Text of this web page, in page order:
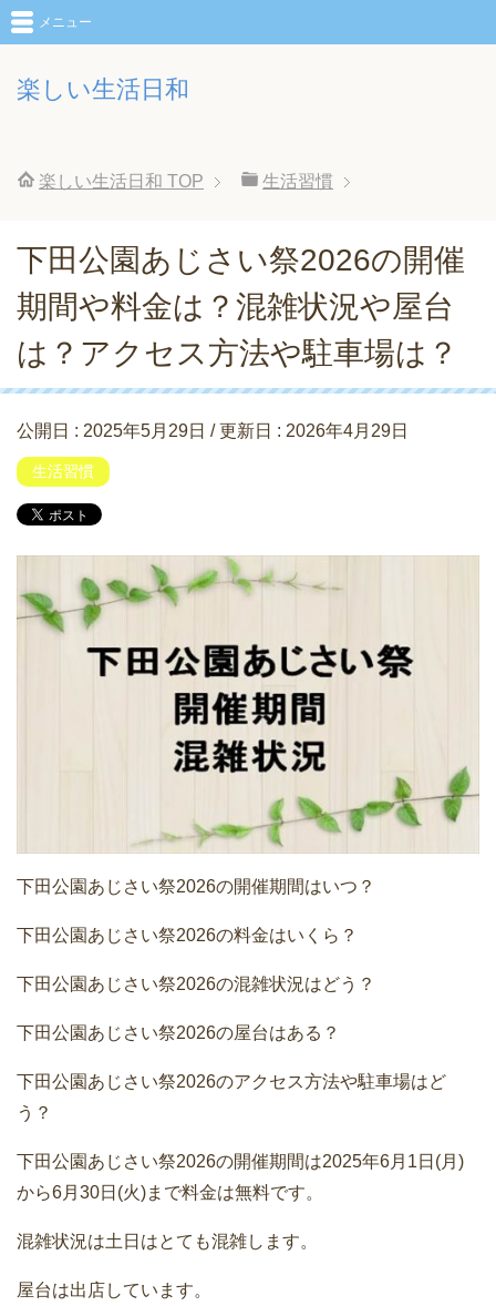
楽しい生活日和
メニュー
楽しい生活日和 TOP 生活習慣
下田公園あじさい祭2026の開催
期間や料金は？混雑状況や屋台
は？アクセス方法や駐車場は？
公開日 : 2025年5月29日 / 更新日 : 2026年4月29日
生活習慣
下田公園あじさい祭2026の開催期間はいつ？
下田公園あじさい祭2026の料金はいくら？
下田公園あじさい祭2026の混雑状況はどう？
下田公園あじさい祭2026の屋台はある？
下田公園あじさい祭2026のアクセス方法や駐車場はど
う？
下田公園あじさい祭2026の開催期間は2025年6月1日(月)
から6月30日(火)まで料金は無料です。
混雑状況は土日はとても混雑します。
屋台は出店しています。